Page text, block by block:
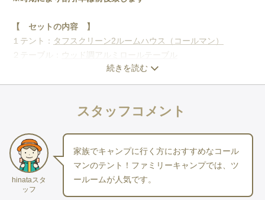
【　セットの内容　】
１テント： タフスクリーン2ルームハウス（コールマン）
２テーブル：
ウッド調アルミロールテーブル
FDチェアワイドRD（スノーピーク）
４寝袋：パフォーマーC１５（コールマン）
５インナーシュラフ：ライナージップSZスーパーライト（イス
６快眠マット（寝袋下に敷く用）：
ル）
７ランタン： Explorer EX-V777D（ジェントス）
の電池は付属なし。〈　単一アルカリ電池　6本　〉
続きを読む
スタッフコメント
hinataスタ
ッフ
家族でキャンプに行く方におすすめなコール
マンのテント！ファミリーキャンプでは、ツ
ールームが人気です。